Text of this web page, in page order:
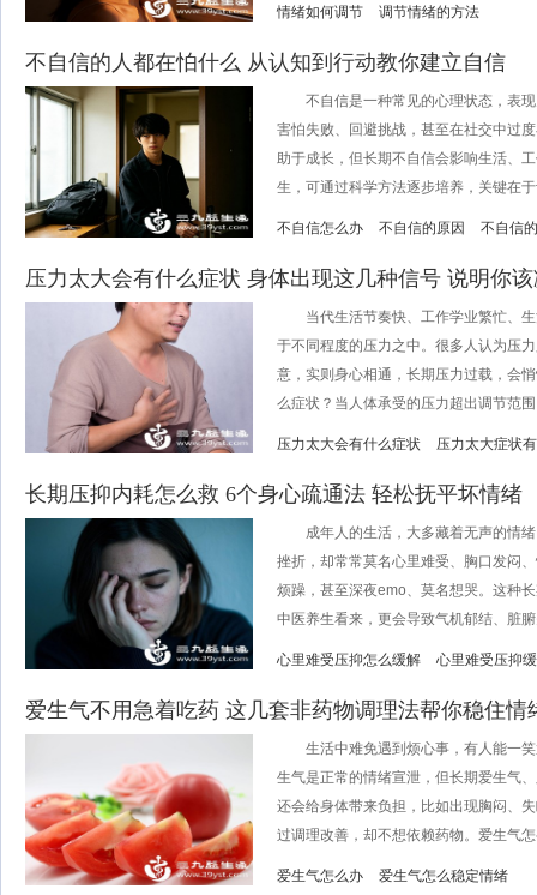
情绪如何调节 调节情绪的方法
不自信的人都在怕什么 从认知到行动教你建立自信
不自信是一种常见的心理状态，表现
害怕失败、回避挑战，甚至在社交中过
助于成长，但长期不自信会影响生活、
生，可通过科学方法逐步培养，关键在
不自信怎么办 不自信的原因 不自信
压力太大会有什么症状 身体出现这几种信号 说明你
当代生活节奏快、工作学业繁忙、生
于不同程度的压力之中。很多人认为压
意，实则身心相通，长期压力过载，会
么症状？当人体承受的压力超出调节范
压力太大会有什么症状 压力太大症状
长期压抑内耗怎么救 6个身心疏通法 轻松抚平坏情绪
成年人的生活，大多藏着无声的情绪
挫折，却常常莫名心里难受、胸口发闷
烦躁，甚至深夜emo、莫名想哭。这种
中医养生看来，更会导致气机郁结、脏
心里难受压抑怎么缓解 心里难受压抑
爱生气不用急着吃药 这几套非药物调理法帮你稳住情
生活中难免遇到烦心事，有人能一笑
生气是正常的情绪宣泄，但长期爱生气
还会给身体带来负担，比如出现胸闷、
过调理改善，却不想依赖药物。爱生气
爱生气怎么办 爱生气怎么稳定情绪